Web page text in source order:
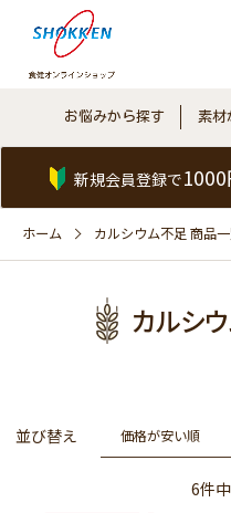
お悩みから探す 素材
新規会員登録で
ホーム カルシウム不足 商品
カルシ
並び替え 価格が安い順
6件中